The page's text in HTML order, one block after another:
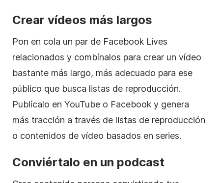
Crear vídeos más largos
Pon en cola un par de Facebook Lives
relacionados y combínalos para crear un vídeo
bastante más largo, más adecuado para ese
público que busca listas de reproducción.
Publícalo en YouTube o Facebook y genera
más tracción a través de listas de reproducción
o contenidos de vídeo basados en series.
Conviértalo en un podcast